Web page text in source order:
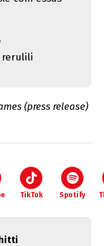
rerulili
(press release)
TikTok Spotify